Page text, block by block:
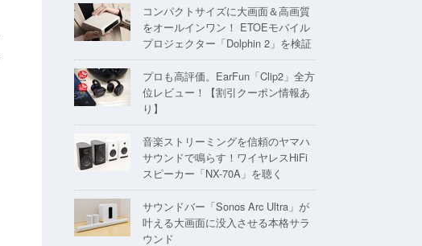
コンパクトサイズに大画面＆高画質
をオールインワン！ ETOEモバイル
プロジェクター「Dolphin 2」を検証
プロも高評価。EarFun「Clip2」全方
位レビュー！【割引クーポン情報あ
り】
音楽ストリーミングを信頼のヤマハ
サウンドで鳴らす！ワイヤレスHiFi
スピーカー「NX-70A」を聴く
サウンドバー「Sonos Arc Ultra」が
叶える大画面に没入させる本格サラ
ウンド